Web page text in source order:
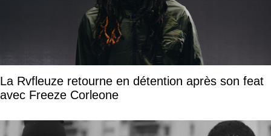
La Rvfleuze retourne en détention après son feat
avec Freeze Corleone